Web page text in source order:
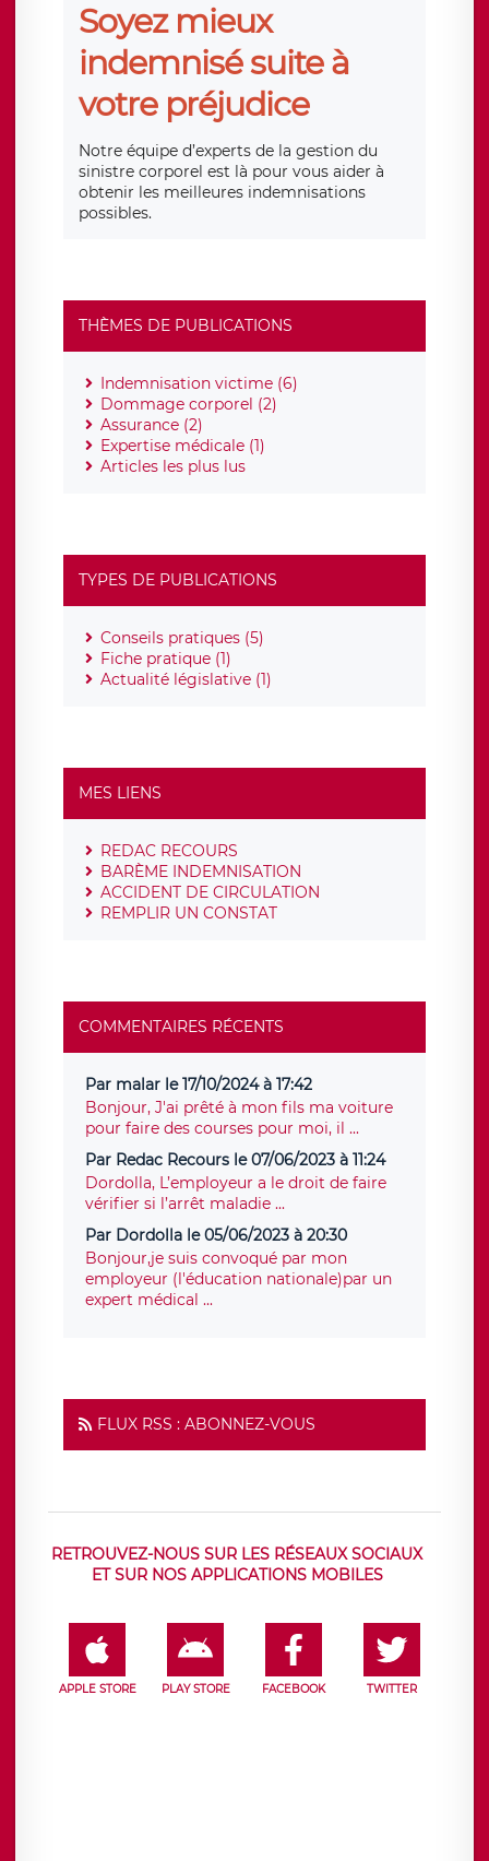
Soyez mieux
indemnisé suite à
votre préjudice
Notre équipe d’experts de la gestion du
sinistre corporel est là pour vous aider à
obtenir les meilleures indemnisations
possibles.
THÈMES DE PUBLICATIONS
Indemnisation victime (6)
Dommage corporel (2)
Assurance (2)
Expertise médicale (1)
Articles les plus lus
TYPES DE PUBLICATIONS
Conseils pratiques (5)
Fiche pratique (1)
Actualité législative (1)
MES LIENS
REDAC RECOURS
BARÈME INDEMNISATION
ACCIDENT DE CIRCULATION
REMPLIR UN CONSTAT
COMMENTAIRES RÉCENTS
Par malar le 17/10/2024 à 17:42
Bonjour, J'ai prêté à mon fils ma voiture
pour faire des courses pour moi, il ...
Par Redac Recours le 07/06/2023 à 11:24
Dordolla, L’employeur a le droit de faire
vérifier si l’arrêt maladie ...
Par Dordolla le 05/06/2023 à 20:30
Bonjour,je suis convoqué par mon
employeur (l'éducation nationale)par un
expert médical ...
FLUX RSS : ABONNEZ-VOUS
RETROUVEZ-NOUS SUR LES RÉSEAUX SOCIAUX
ET SUR NOS APPLICATIONS MOBILES
APPLE STORE PLAY STORE FACEBOOK TWITTER